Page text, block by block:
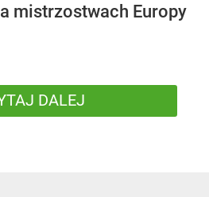
mistrzostwach Europy
DALEJ